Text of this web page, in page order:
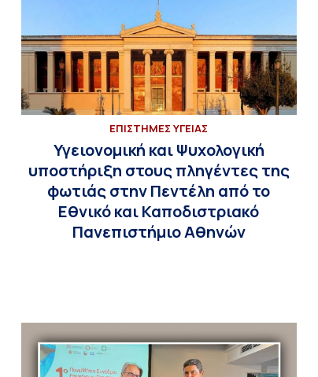
ΕΠΙΣΤΗΜΕΣ ΥΓΕΙΑΣ
Υγειονομική και Ψυχολογική
υποστήριξη στους πληγέντες της
φωτιάς στην Πεντέλη από το
Εθνικό και Καποδιστριακό
Πανεπιστήμιο Αθηνών